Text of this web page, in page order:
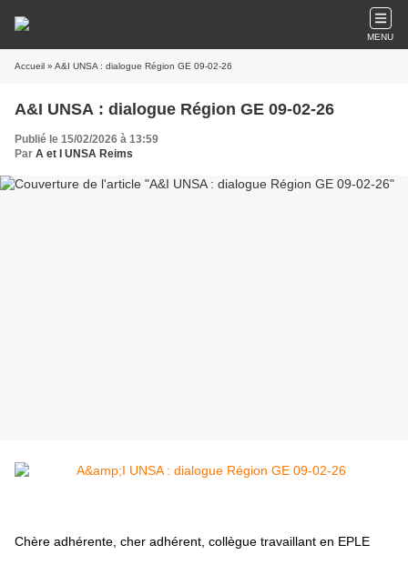
MENU
Accueil » A&I UNSA : dialogue Région GE 09-02-26
A&I UNSA : dialogue Région GE 09-02-26
Publié le 15/02/2026 à 13:59
Par A et I UNSA Reims
Chère adhérente, cher adhérent, collègue travaillant en EPLE